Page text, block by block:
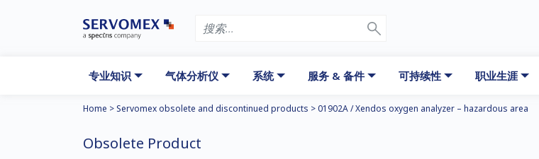
专业知识 气体分析仪 系统 服务 & 备件 可持续性 职业生涯
Home > Servomex obsolete and discontinued products >01902A / Xendos oxygen analyzer – hazardous area
Obsolete Product